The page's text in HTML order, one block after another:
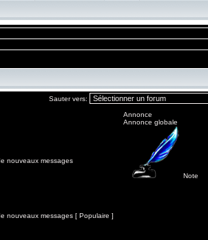
Sauter vers:
nouveaux messages
nouveaux messages [ Populaire ]
Annonce
Annonce globale
Note